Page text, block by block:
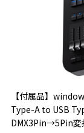
【付属品】
Type-A to USB
DMX3Pin→5Pin変